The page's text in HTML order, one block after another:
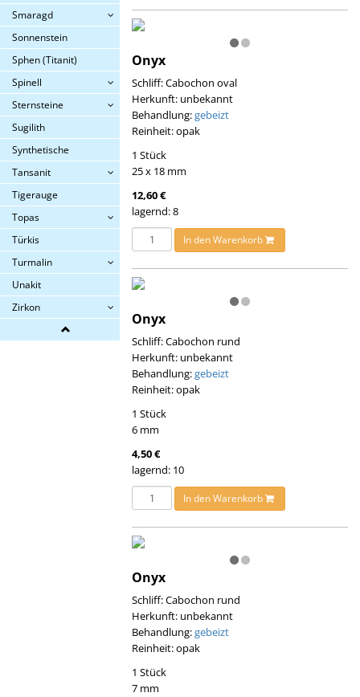
Smaragd
Sonnenstein
Sphen (Titanit)
Spinell
Sternsteine
Sugilith
Synthetische
Tansanit
Tigerauge
Topas
Türkis
Turmalin
Unakit
Zirkon
Onyx
Schliff: Cabochon oval
Herkunft: unbekannt
Behandlung:gebeizt
Reinheit: opak
1 Stück
25 x 18 mm
12,60 €
lagernd: 8
In den Warenkorb
Onyx
Schliff: Cabochon rund
Herkunft: unbekannt
Behandlung:gebeizt
Reinheit: opak
1 Stück
6 mm
4,50 €
lagernd: 10
In den Warenkorb
Onyx
Schliff: Cabochon rund
Herkunft: unbekannt
Behandlung:gebeizt
Reinheit: opak
1 Stück
7 mm